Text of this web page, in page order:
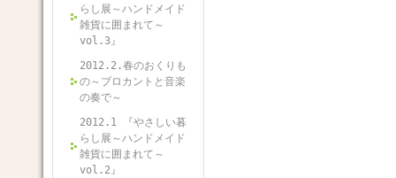
らし展～ハンドメイド
雑貨に囲まれて～
vol.3』
2012.2.春のおくりも
の～ブロカントと音楽
の奏で～
2012.1 『やさしい暮
らし展～ハンドメイド
雑貨に囲まれて～
vol.2』